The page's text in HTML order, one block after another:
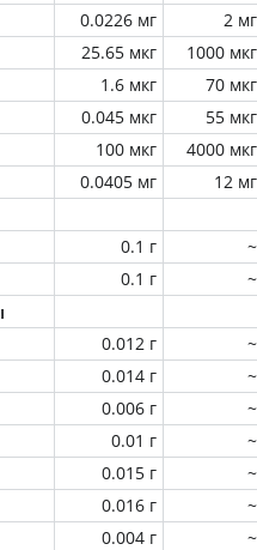
0.0226 мг 2 мг
25.65 мкг 1000 мкг
1.6 мкг 70 мкг
0.045 мкг 55 мкг
100 мкг 4000 мкг
0.0405 мг 12 мг
0.1 г
~
0.1 г ~
0.012 г
~
0.014 г
~
0.006 г
~
0.01 г
~
0.015 г
~
0.016 г
~
0.004 г
~